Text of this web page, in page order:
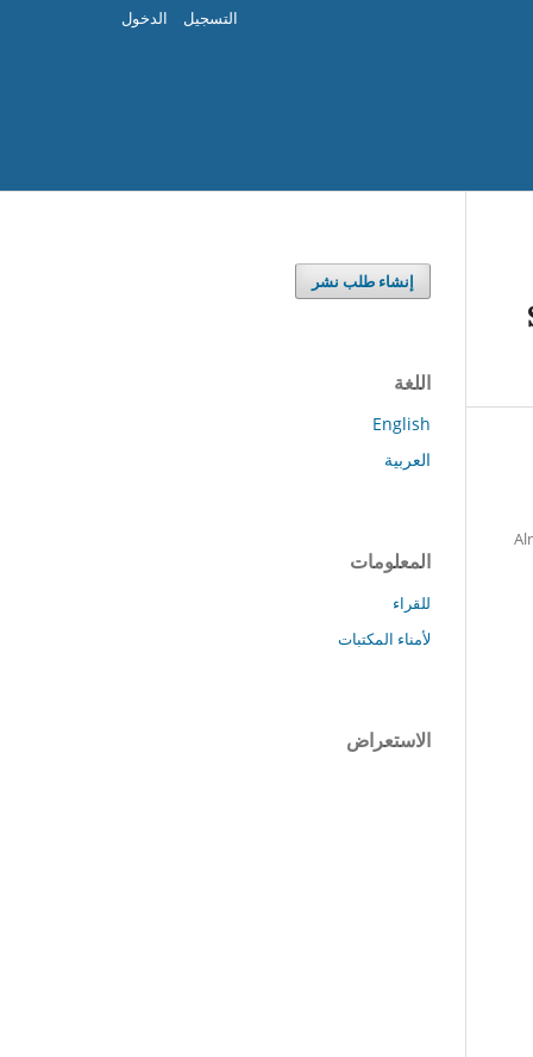
التسجيل الدخول
إنشاء طلب نشر
اللغة
English
العربية
المعلومات
للقراء
لأمناء المكتبات
الاستعراض